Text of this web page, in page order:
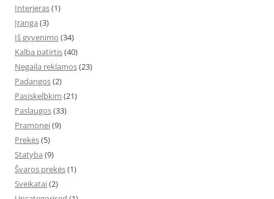
Interjeras(1)
Įranga (3)
Iš gyvenimo (34)
Kalba patirtis(40)
Negaila reklamos(23)
Padangos(2)
Pasiskelbkim (21)
Paslaugos(33)
Pramonei(9)
Prekės(5)
Statyba (9)
Švaros prekės(1)
Sveikatai(2)